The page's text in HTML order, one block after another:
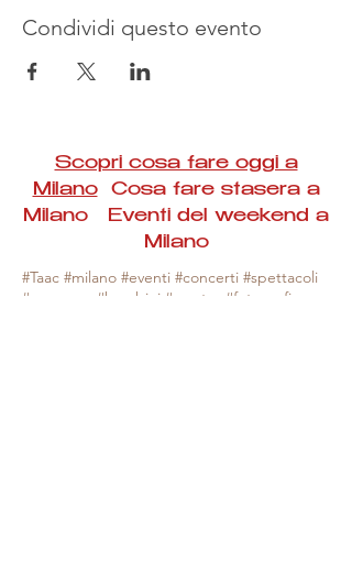
Condividi questo evento
Scopri cosa fare oggi a
MilanoCosa fare stasera a
Milano Eventi del weekend a
Milano
#Taac #milano #eventi #concerti #spettacoli
#rassegne #bambini #mostre #fotografia